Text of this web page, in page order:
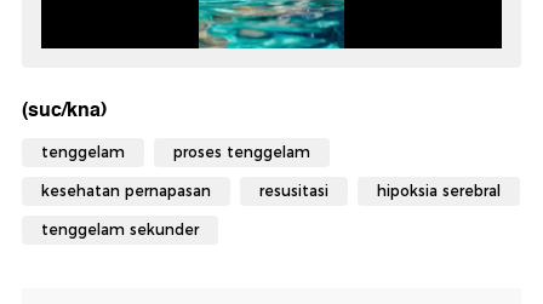
(suc/kna)
tenggelam proses tenggelam
kesehatan pernapasan resusitasi hipoksia serebral
tenggelam sekunder